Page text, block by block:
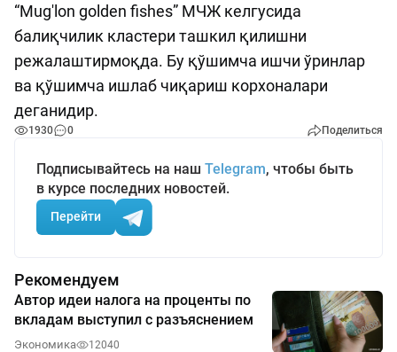
“Mug'lon golden fishes” МЧЖ келгусида
балиқчилик кластери ташкил қилишни
режалаштирмоқда. Бу қўшимча ишчи ўринлар
ва қўшимча ишлаб чиқариш корхоналари
деганидир.
1930 0 Поделиться
Подписывайтесь на наш Telegram, чтобы быть
в курсе последних новостей.
Перейти
Рекомендуем
Автор идеи налога на проценты по
вкладам выступил с разъяснением
Экономика 12040